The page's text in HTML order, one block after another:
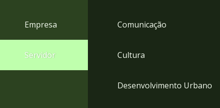
Empresa
Servidor
Comunicação
Cultura
Desenvolvimento Urbano